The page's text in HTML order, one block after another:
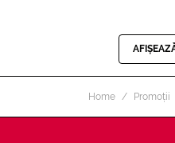
Home Promoții